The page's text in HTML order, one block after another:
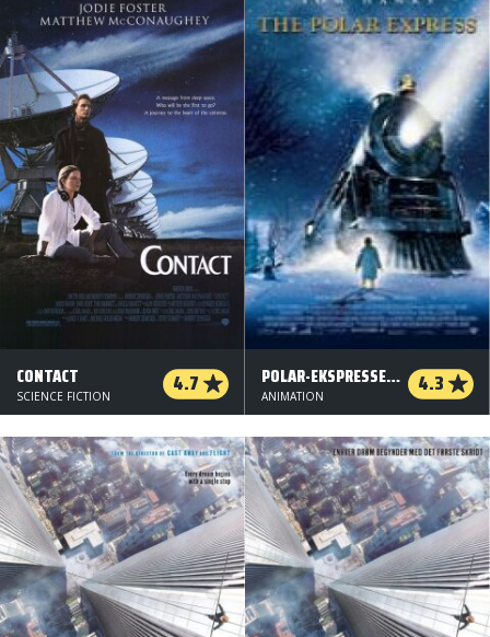
CONTACT 4.7
SCIENCE FICTION
POLAR-EKSPRESSEN (ORG. VERSION) 4.3
ANIMATION